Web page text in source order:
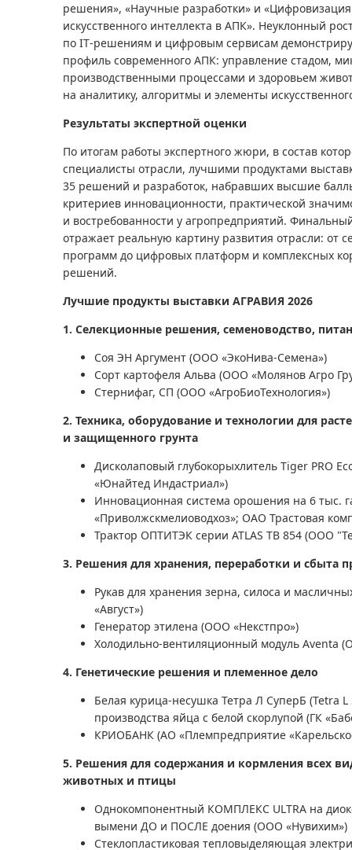
решения», «Научные разработки» и
искусственного интеллекта в АПК». Неуклонный
по IT‑решениям и цифровым сервисам
профиль современного АПК: управление стадом,
производственными процессами и здоровьем
на аналитику, алгоритмы и элементы
Результаты экспертной оценки
По итогам работы экспертного жюри, в состав
специалисты отрасли, лучшими продуктами
35 решений и разработок, набравших высшие
критериев инновационности, практической
и востребованности у агропредприятий.
отражает реальную картину развития отрасли: от
программ до цифровых платформ и комплексных
решений.
Лучшие продукты выставки АГРАВИЯ 2026
1. Селекционные решения, семеноводство,
Соя ЭН Аргумент (ООО «ЭкоНива-Семена»)
Сорт картофеля Альва (ООО «Молянов Агро
Стернифаг, СП (ООО «АгроБиоТехнология»)
2. Техника, оборудование и технологии для
и защищенного грунта
Дисколаповый глубокорыхлитель Tiger PRO
«Юнайтед Индастриал»)
Инновационная система орошения на 6 тыс.
«Приволжскмелиоводхоз»; ОАО Трастовая
Трактор ОПТИТЭК серии ATLAS TB 854 (ООО
3. Решения для хранения, переработки и сбыта
Рукав для хранения зерна, силоса и
«Август»)
Генератор этилена (ООО «Некстпро»)
Холодильно-вентиляционный модуль Aventa
4. Генетические решения и племенное дело
Белая курица-несушка Тетра Л СуперБ (Tetra
производства яйца с белой скорлупой (ГК
КРИОБАНК (АО «Племпредприятие
5. Решения для содержания и кормления всех
животных и птицы
Однокомпонентный КОМПЛЕКС ULTRA на
вымени ДО и ПОСЛЕ доения (ООО «Нувихим»)
Стеклопластиковая тепловыделяющая